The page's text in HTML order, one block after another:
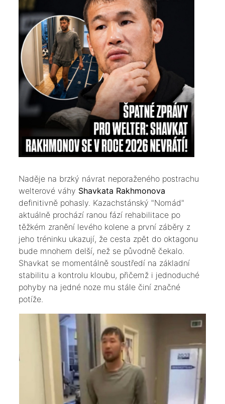
​Naděje na brzký návrat neporaženého postrachu
welterové váhy Shavkata Rakhmonova
definitivně pohasly. Kazachstánský "Nomád"
aktuálně prochází ranou fází rehabilitace po
těžkém zranění levého kolene a první záběry z
jeho tréninku ukazují, že cesta zpět do oktagonu
bude mnohem delší, než se původně čekalo.
Shavkat se momentálně soustředí na základní
stabilitu a kontrolu kloubu, přičemž i jednoduché
pohyby na jedné noze mu stále činí značné
potíže.